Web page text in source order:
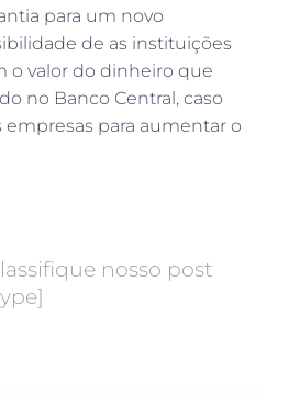
para um novo
de as instituições
o valor do dinheiro que
no Banco Central, caso
para aumentar o
nosso post